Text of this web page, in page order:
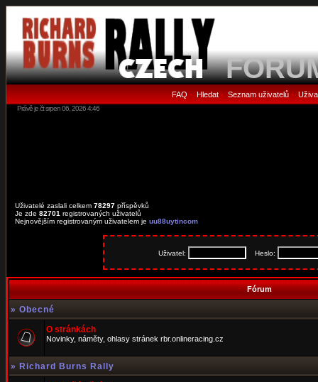
FAQ • Hledat• Seznam uživatelů•
Právě je čt srpen 06, 2026 4:46
Uživatelé zaslali celkem 78297 příspěvků
Je zde 82701 registrovaných uživatelů
Nejnovějším registrovaným uživatelem je uu88uytincom
Uživatel: Heslo:
Fórum
» Obecné
O stránkách
Novinky, náměty, ohlasy stránek rbr.onlineracing.cz
» Richard Burns Rally